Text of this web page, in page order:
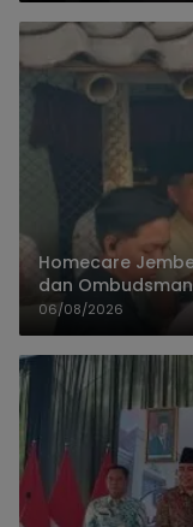
Homecare
dan
Rumah Pasien
06/08/2026